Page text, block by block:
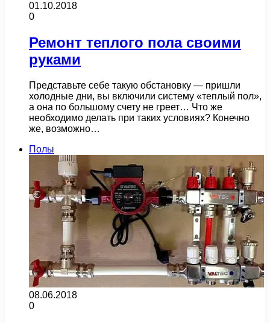
01.10.2018
0
Ремонт теплого пола своими
руками
Представьте себе такую обстановку — пришли
холодные дни, вы включили систему «теплый пол»,
а она по большому счету не греет… Что же
необходимо делать при таких условиях? Конечно
же, возможно…
Полы
08.06.2018
0